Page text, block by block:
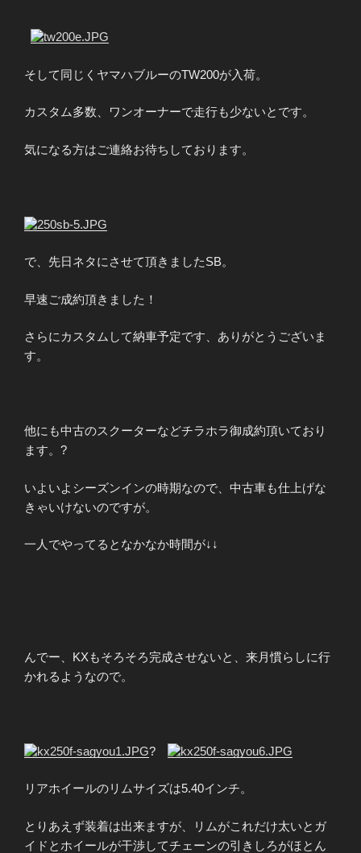
そして同じくヤマハブルーのTW200が入荷。
カスタム多数、ワンオーナーで走行も少ないとです。
気になる方はご連絡お待ちしております。
で、先日ネタにさせて頂きましたSB。
早速ご成約頂きました！
さらにカスタムして納車予定です、ありがとうございま
す。
他にも中古のスクーターなどチラホラ御成約頂いており
ます。?
いよいよシーズンインの時期なので、 中古車も仕上げな
きゃいけないのですが。
一人でやってるとなかなか時間が↓↓
んでー、KXもそろそろ完成させないと、来月慣らしに行
かれるようなので。
?
リアホイールのリムサイズは5.40インチ。
とりあえず装着は出来ますが、 リムがこれだけ太いと ガ
イドとホイールが干渉してチェーンの引きしろがほとん